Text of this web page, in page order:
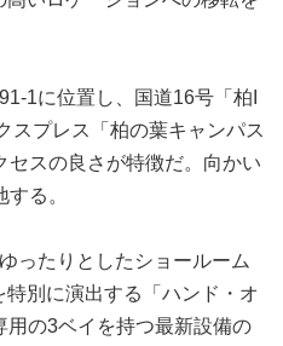
1に位置し、国道16号「柏I
スプレス「柏の葉キャンパス
スの良さが特徴だ。向かい
る。
ったりとしたショールーム
別に演出する「ハンド・オ
用の3ベイを持つ最新設備の